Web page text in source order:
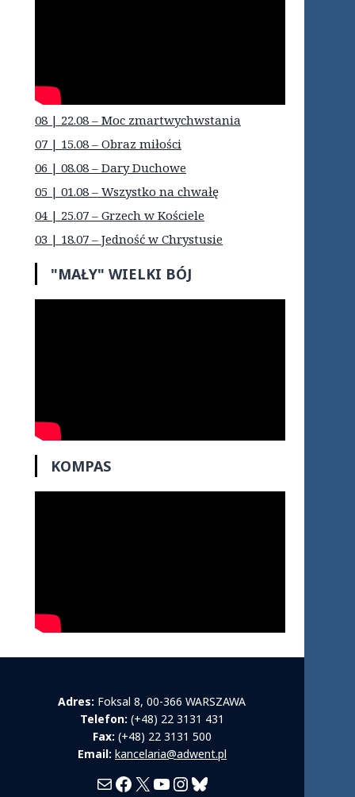
08 | 22.08 – Moc zmartwychwstania
07 | 15.08 – Obraz miłości
06 | 08.08 – Dary Duchowe
05 | 01.08 – Wszystko na chwałę
04 | 25.07 – Grzech w Kościele
03 | 18.07 – Jedność w Chrystusie
"MAŁY" WIELKI BÓJ
KOMPAS
Adres: Foksal 8, 00-366 WARSZAWA
Telefon: (+48) 22 3131 431
Fax: (+48) 22 3131 500
Email: kancelaria@adwent.pl
MailFacebook
X YouTube
Instagram
Bluesky